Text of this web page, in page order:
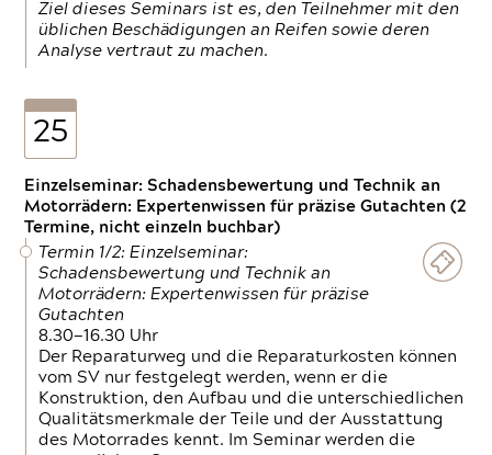
Ziel dieses Seminars ist es, den Teilnehmer mit den
üblichen Beschädigungen an Reifen sowie deren
Analyse vertraut zu machen.
25
Einzelseminar: Schadensbewertung und Technik an
Motorrädern: Expertenwissen für präzise Gutachten (2
Termine, nicht einzeln buchbar)
Termin 1/2: Einzelseminar:
Schadensbewertung und Technik an
Motorrädern: Expertenwissen für präzise
Gutachten
8.30—16.30 Uhr
Der Reparaturweg und die Reparaturkosten können
vom SV nur festgelegt werden, wenn er die
Konstruktion, den Aufbau und die unterschiedlichen
Qualitätsmerkmale der Teile und der Ausstattung
des Motorrades kennt. Im Seminar werden die